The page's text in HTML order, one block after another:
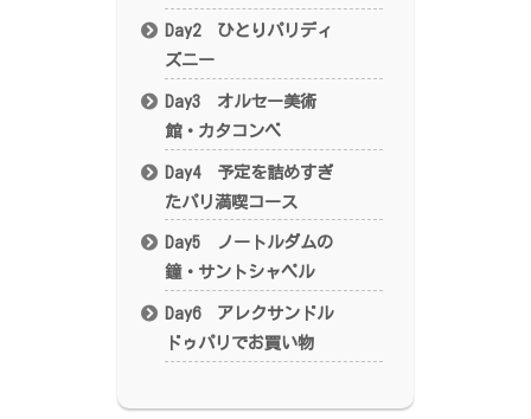
Day2 ひとりパリディ
ズニー
Day3 オルセー美術
館・カタコンベ
Day4 予定を詰めすぎ
たパリ満喫コース
Day5 ノートルダムの
鐘・サントシャペル
Day6 アレクサンドル
ドゥパリでお買い物